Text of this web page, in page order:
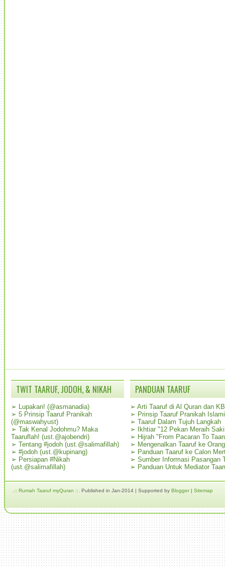
TWIT TAARUF, JODOH, & NIKAH
➢ Lupakan! (@asmanadia)
➢ 5 Prinsip Taaruf Pranikah
(@maswahyust)
➢ Tak Kenal Jodohmu? Maka
Taaruflah! (ust.@ajobendri)
➢ Tentang #jodoh (ust.@salimafillah)
➢ #jodoh (ust.@kupinang)
➢ Persiapan #Nikah
(ust.@salimafillah)
PANDUAN TAARUF
➢ Arti Taaruf di Al Quran dan
➢ Prinsip Taaruf Pranikah Islami
➢ Taaruf Dalam Tujuh Langkah
➢
Ikhtiar "12 Pekan Meraih
➢ Hijrah "From Pacaran To
➢ Mengenalkan Taaruf ke
➢ Panduan Taaruf ke Calon
➢ Sumber Informasi Pasangan
➢ Panduan Untuk Mediator
.:: Rumah Taaruf myQuran ::. Published in Jan-2014 | Supported by Blogger| Sitemap